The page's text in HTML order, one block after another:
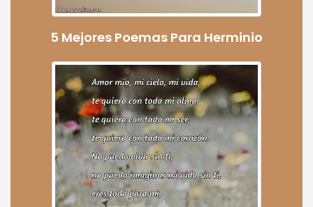
5 Mejores Poemas Para Herminio